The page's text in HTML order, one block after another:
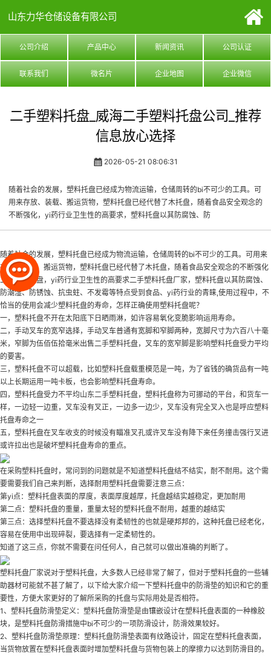
山东力华仓储设备有限公司
公司介绍 产品中心 新闻资讯 公司认证
联系我们 微名片 企业地图 企业微信
二手塑料托盘_威海二手塑料托盘公司_推荐
信息放心选择
2026-05-21 08:06:31
随着社会的发展，塑料托盘已经成为物流运输，仓储周转的bi不可少的工具。可
用来存放、装载、搬运货物，塑料托盘已经代替了木托盘，随着食品安全观念的
不断强化，yi药行业卫生性的高要求，塑料托盘以其防腐蚀、防
随着社会的发展，塑料托盘已经成为物流运输，仓储周转的bi不可少的工具。可用来
存放、装载、搬运货物，塑料托盘已经代替了木托盘，随着食品安全观念的不断强化
二手塑料托盘，yi药行业卫生性的高要求二手塑料托盘厂家 ，塑料托盘以其防腐蚀、
防潮湿、防锈蚀、抗虫蛀、不发霉等特点受到食品、yi药行业的青睐,使用过程中，不
恰当的使用会减少塑料托盘的寿命，怎样正确使用塑料托盘呢？
一，塑料托盘不开在太阳底下日晒雨淋，如许容易氧化变脆影响运用寿命。
二，手动叉车的宽窄选择，手动叉车普通有宽脚和窄脚两种，宽脚尺寸为六百八十毫
米，窄脚为伍佰伍拾毫米出售二手塑料托盘，叉车的宽窄脚是影响塑料托盘受力平均
的要害。
三，塑料托盘不可以超载，比如塑料托盘载重模范是一吨，为了省钱的确货品有一吨
以上长期运用一吨卡板，也会影响塑料托盘寿命。
四，塑料托盘受力不平均山东二手塑料托盘，塑料托盘称为可挪动的平台，和货车一
样，一边轻一边重，叉车没有叉正，一边多一边少，叉车没有完全叉入也是呼应塑料
托盘寿命之一
五，塑料托盘在叉车收支的时候没有瞄准叉孔或许叉车没有降下来任务撞击强行叉进
或许拉出也是破坏塑料托盘寿命的重点。
在采购塑料托盘时，常问到的问题就是不知道塑料托盘结不结实，耐不耐用。这个需
要需要我们自己来判断，选择耐用塑料托盘需要注意三点：
第yi点：塑料托盘表面的厚度，表面厚度越厚，托盘越结实越稳定，更加耐用
第二点：塑料托盘的重量，重量太轻的塑料托盘不耐用，越重的越结实
第三点：选择塑料托盘不要选择没有柔韧性的也就是硬邦邦的，这种托盘已经老化，
容易在使用中出现碎裂，要选择有一定柔韧性的。
知道了这三点，你就不需要在问任何人，自己就可以做出准确的判断了。
塑料托盘厂家说对于塑料托盘，大多数人已经非常了解了，但对于塑料托盘的一些辅
助器材可能就不甚了解了，以下给大家介绍一下塑料托盘中的防滑垫的知识和它的重
要性，方便大家更好的了解所采购的托盘与实际用处是否相符。
1、塑料托盘防滑垫定义：塑料托盘防滑垫是由镶嵌设计在塑料托盘表面的一种橡胶
块，是塑料托盘防滑措施中bi不可少的一项防滑设计，防滑效果较好。
2、塑料托盘防滑垫原理：塑料托盘防滑垫表面有纹路设计，固定在塑料托盘表面，
当货物放置在塑料托盘表面时增加塑料托盘与货物包装上的摩擦力以达到防滑目的。